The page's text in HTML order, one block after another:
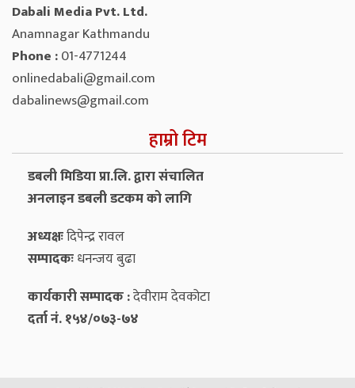
Dabali Media Pvt. Ltd.
Anamnagar Kathmandu
Phone :01-4771244
onlinedabali@gmail.com
dabalinews@gmail.com
हाम्रो टिम
डबली मिडिया प्रा.लि. द्वारा संचालित
अनलाइन डबली डटकम को लागि
अध्यक्षःदिपेन्द्र रावल
सम्पादकःधनन्‍जय बुढा
कार्यकारी सम्पादक :देवीराम देवकोटा
दर्ता नं. १५४/०७३-७४